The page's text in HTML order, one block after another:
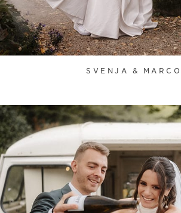
SVENJA & MARCO